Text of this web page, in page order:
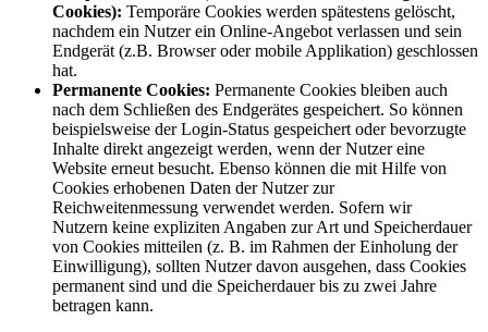
Cookies): Temporäre Cookies werden spätestens gelöscht,
nachdem ein Nutzer ein Online-Angebot verlassen und sein
Endgerät (z.B. Browser oder mobile Applikation) geschlossen
hat.
Permanente Cookies: Permanente Cookies bleiben auch
nach dem Schließen des Endgerätes gespeichert. So können
beispielsweise der Login-Status gespeichert oder bevorzugte
Inhalte direkt angezeigt werden, wenn der Nutzer eine
Website erneut besucht. Ebenso können die mit Hilfe von
Cookies erhobenen Daten der Nutzer zur
Reichweitenmessung verwendet werden. Sofern wir
Nutzern keine expliziten Angaben zur Art und Speicherdauer
von Cookies mitteilen (z. B. im Rahmen der Einholung der
Einwilligung), sollten Nutzer davon ausgehen, dass Cookies
permanent sind und die Speicherdauer bis zu zwei Jahre
betragen kann.